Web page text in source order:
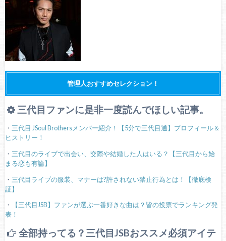
管理人おすすめセレクション！
三代目ファンに是非一度読んでほしい記事。
・ 三代目 JSoul Brothersメンバー紹介！【5分で三代目通】プロフィール＆
ヒストリー！
・ 三代目のライブで出会い、交際や結婚した人はいる？【三代目から始
まる恋も有論】
・ 三代目ライブの服装、マナーは?許されない禁止行為とは！【徹底検
証】
・
【三代目JSB】ファンが選ぶ一番好きな曲は？皆の投票でランキング発
表！
全部持ってる？三代目JSBおススメ必須アイテ